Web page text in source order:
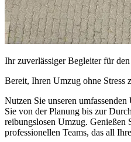
Ihr zuverlässiger Begleiter für
Bereit, Ihren Umzug ohne Stress
Nutzen Sie unseren
Sie von der Planung bis zur
reibungslosen Umzug. Genießen
professionellen Teams, das all